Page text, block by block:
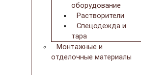
оборудование
Растворители
Спецодежда и
тара
Монтажные и
отделочные материалы